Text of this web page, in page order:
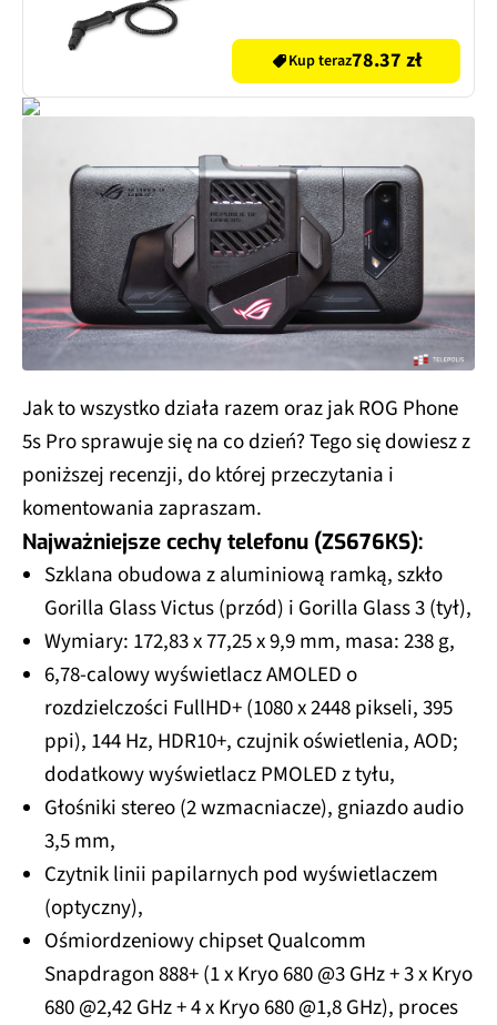
Kup teraz78.37 zł
Jak to wszystko działa razem oraz jak ROG Phone
5s Pro sprawuje się na co dzień? Tego się dowiesz z
poniższej recenzji, do której przeczytania i
komentowania zapraszam.
Najważniejsze cechy telefonu (ZS676KS):
Szklana obudowa z aluminiową ramką, szkło
Gorilla Glass Victus (przód) i Gorilla Glass 3 (tył),
Wymiary: 172,83 x 77,25 x 9,9 mm, masa: 238 g,
6,78-calowy wyświetlacz AMOLED o
rozdzielczości FullHD+ (1080 x 2448 pikseli, 395
ppi), 144 Hz, HDR10+, czujnik oświetlenia, AOD;
dodatkowy wyświetlacz PMOLED z tyłu,
Głośniki stereo (2 wzmacniacze), gniazdo audio
3,5 mm,
Czytnik linii papilarnych pod wyświetlaczem
(optyczny),
Ośmiordzeniowy chipset Qualcomm
Snapdragon 888+ (1 x Kryo 680 @3 GHz + 3 x Kryo
680 @2,42 GHz + 4 x Kryo 680 @1,8 GHz), proces